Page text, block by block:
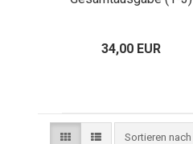
34,00 EUR
Sortieren nach